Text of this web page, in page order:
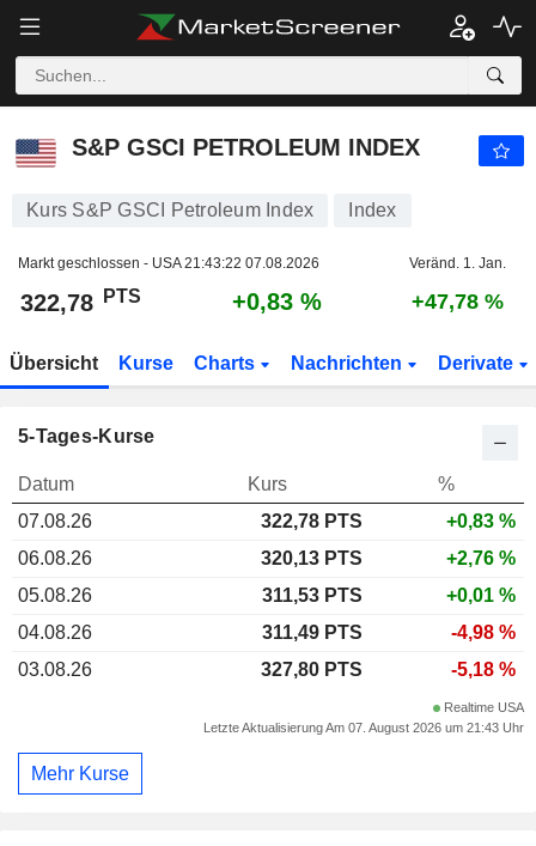
S&P GSCI PETROLEUM INDEX
Kurs S&P GSCI Petroleum Index Index
Markt geschlossen - USA21:43:22 07.08.2026 Veränd. 1. Jan.
322,78 PTS +0,83 % +47,78 %
Übersicht Kurse Charts Nachrichten Derivate
5-Tages-Kurse
Datum Kurs
%
07.08.26
322,78 PTS
+0,83 %
06.08.26
320,13 PTS
+2,76 %
05.08.26
311,53 PTS
+0,01 %
04.08.26
311,49 PTS
-4,98 %
03.08.26
327,80 PTS -5,18 %
Realtime USA
Letzte Aktualisierung Am 07. August 2026 um 21:43 Uhr
Mehr Kurse